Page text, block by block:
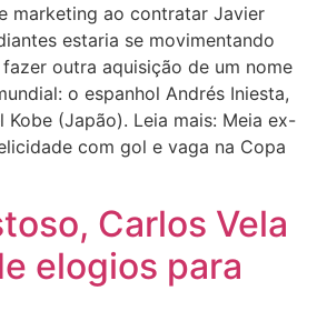
marketing ao contratar Javier
estaria se movimentando
outra aquisição de um nome
o espanhol Andrés Iniesta,
Kobe (Japão). Leia mais: Meia ex-
com gol e vaga na Copa
Carlos Vela
elogios para